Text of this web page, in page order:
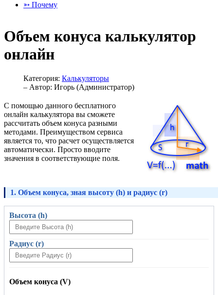
➳ Почему
Объем конуса калькулятор
онлайн
Категория: Калькуляторы
– Автор: Игорь (Администратор)
С помощью данного бесплатного
онлайн калькулятора вы сможете
рассчитать объем конуса разными
методами. Преимуществом сервиса
является то, что расчет осуществляется
автоматически. Просто вводите
значения в соответствующие поля.
1. Объем конуса, зная высоту (h) и радиус (r)
Высота (h)
Радиус (r)
Объем конуса (V)